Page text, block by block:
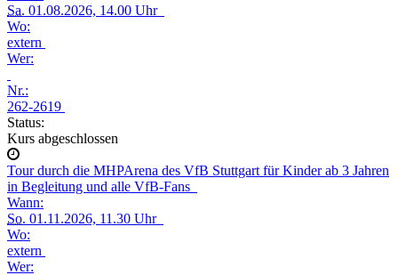
Sa. 01.08.2026, 14.00 Uhr
Wo:
extern
Wer:
Nr.:
262-2619
Status:
Kurs abgeschlossen
Tour durch die MHPArena des VfB Stuttgart für Kinder ab 3 Jahren
in Begleitung und alle VfB-Fans
Wann:
So. 01.11.2026, 11.30 Uhr
Wo:
extern
Wer: